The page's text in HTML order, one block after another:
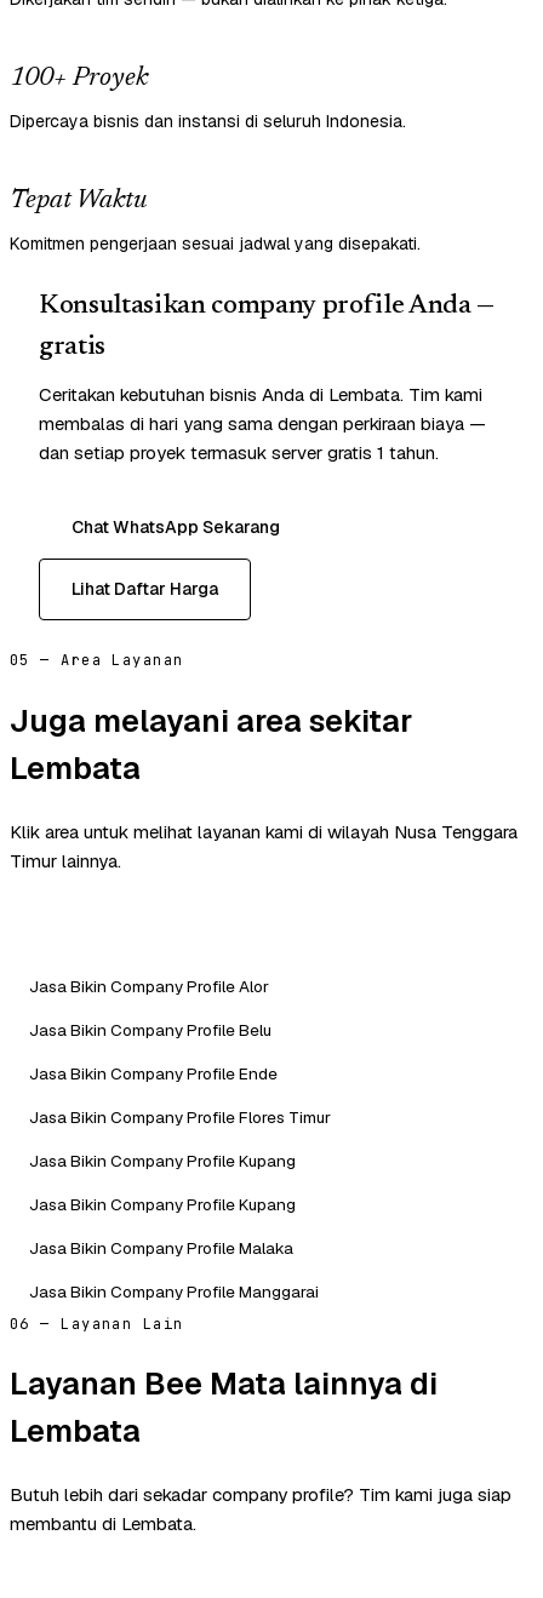
100+ Proyek
Dipercaya bisnis dan instansi di seluruh Indonesia.
Tepat Waktu
Komitmen pengerjaan sesuai jadwal yang disepakati.
Konsultasikan company profile Anda —
gratis
Ceritakan kebutuhan bisnis Anda di Lembata. Tim kami
membalas di hari yang sama dengan perkiraan biaya —
dan setiap proyek termasuk server gratis 1 tahun.
Chat WhatsApp Sekarang
Lihat Daftar Harga
05 — Area Layanan
Juga melayani area sekitar
Lembata
Klik area untuk melihat layanan kami di wilayah Nusa Tenggara
Timur lainnya.
Jasa Bikin Company Profile Alor
Jasa Bikin Company Profile Belu
Jasa Bikin Company Profile Ende
Jasa Bikin Company Profile Flores Timur
Jasa Bikin Company Profile Kupang
Jasa Bikin Company Profile Kupang
Jasa Bikin Company Profile Malaka
Jasa Bikin Company Profile Manggarai
06 — Layanan Lain
Layanan Bee Mata lainnya di
Lembata
Butuh lebih dari sekadar company profile? Tim kami juga siap
membantu di Lembata.